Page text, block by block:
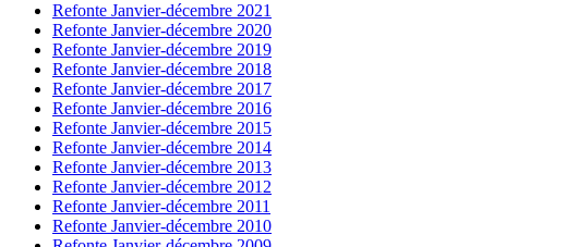
Refonte Janvier-décembre 2021
Refonte Janvier-décembre 2020
Refonte Janvier-décembre 2019
Refonte Janvier-décembre 2018
Refonte Janvier-décembre 2017
Refonte Janvier-décembre 2016
Refonte Janvier-décembre 2015
Refonte Janvier-décembre 2014
Refonte Janvier-décembre 2013
Refonte Janvier-décembre 2012
Refonte Janvier-décembre 2011
Refonte Janvier-décembre 2010